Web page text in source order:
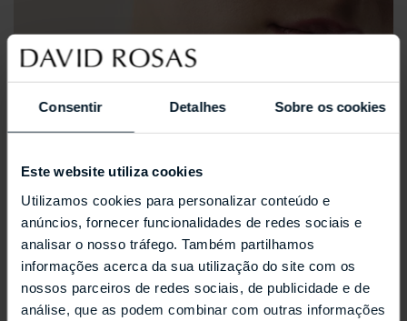
Consentir Detalhes Sobre os cookies
Este website utiliza cookies
Utilizamos cookies para personalizar conteúdo e
anúncios, fornecer funcionalidades de redes sociais e
analisar o nosso tráfego. Também partilhamos
informações acerca da sua utilização do site com os
nossos parceiros de redes sociais, de publicidade e de
análise, que as podem combinar com outras informações